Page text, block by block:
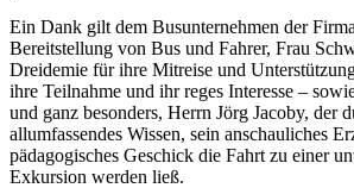
Ein Dank gilt dem Busunternehmen der
Bereitstellung von Bus und Fahrer, Frau
Dreidemie für ihre Mitreise und
ihre Teilnahme und ihr reges Interesse –
und ganz besonders, Herrn Jörg Jacoby, der
allumfassendes Wissen, sein anschauliches
pädagogisches Geschick die Fahrt zu einer
Exkursion werden ließ.